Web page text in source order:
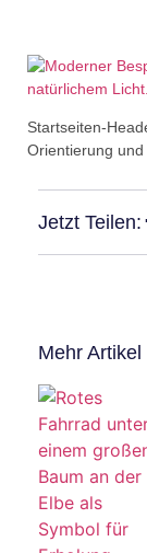
Startseiten-
Orientierung
Jetzt Teilen:
Mehr Artikel